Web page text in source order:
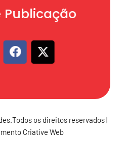
Publicação
os direitos reservados |
Criative Web